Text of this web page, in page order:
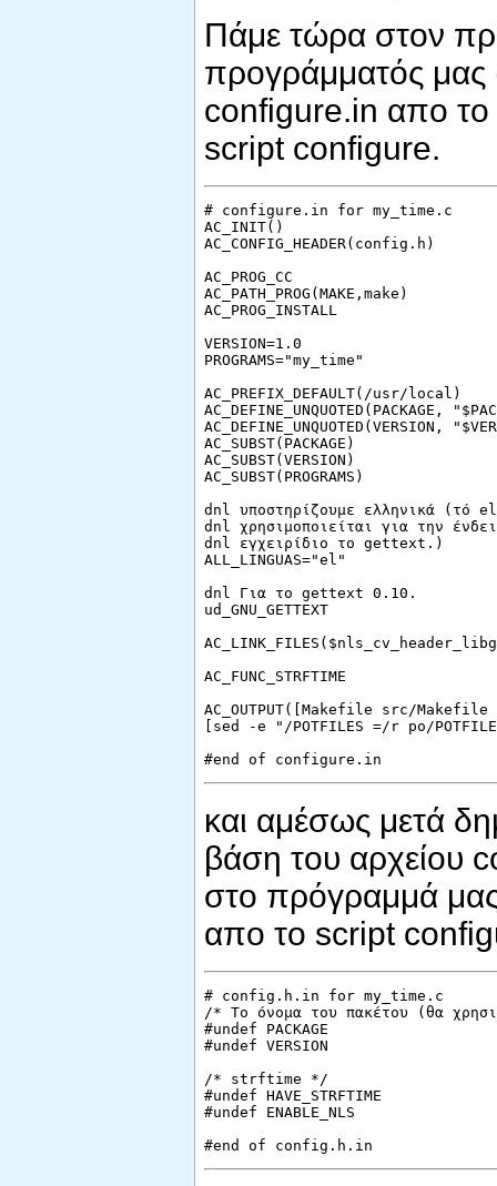
Πάμε τώρα στον
προγράμματός μας
configure.in απο το
script configure.
# configure.in for my_time.c
AC_INIT()
AC_CONFIG_HEADER(config.h)
AC_PROG_CC
AC_PATH_PROG(MAKE,make)
AC_PROG_INSTALL
VERSION=1.0
PROGRAMS="my_time"
AC_PREFIX_DEFAULT(/usr/local)
AC_DEFINE_UNQUOTED(PACKAGE,
AC_DEFINE_UNQUOTED(VERSION,
AC_SUBST(PACKAGE)
AC_SUBST(VERSION)
AC_SUBST(PROGRAMS)
dnl υποστηρίζουμε ελληνικά (τό
dnl χρησιμοποιείται για την
dnl εγχειρίδιο το gettext.)
ALL_LINGUAS="el"
dnl Για το gettext 0.10.
ud_GNU_GETTEXT
AC_FUNC_STRFTIME
AC_OUTPUT([Makefile src/
[sed -e "/POTFILES =/r po/
και αμέσως μετά
βάση του αρχείου
στο πρόγραμμά
απο το script
# config.h.in for my_time.c
/* Το όνομα του πακέτου (θα
#undef PACKAGE
#undef VERSION
/* strftime */
#undef HAVE_STRFTIME
#undef ENABLE_NLS